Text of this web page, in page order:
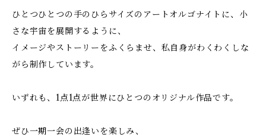
ひとつひとつの手のひらサイズのアートオルゴナイトに、小
さな宇宙を展開するように、
イメージやストーリーをふくらませ、私自身がわくわくしな
がら制作しています。
いずれも、1点1点が世界にひとつのオリジナル作品です。
ぜひ一期一会の出逢いを楽しみ、